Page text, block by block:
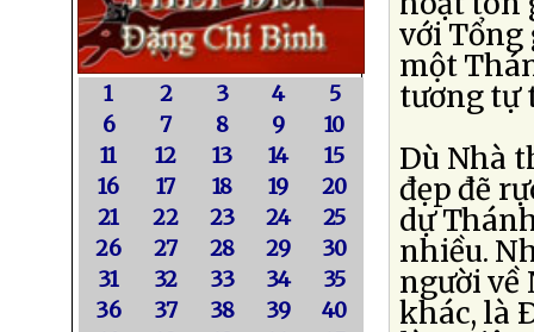
1 2 3 4
5
6
7 8 9
10
11
12 13 14
15
16
17 18 19
20
21
22 23 24
25
26
27 28 29
30
31
32 33 34
35
36
37 38 39
40
với Tổng
một
tương tự
Dù Nhà
đẹp đẽ
dự
nhiều.
người về
khác, là